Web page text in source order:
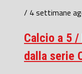
/ 4 settimane
Calcio a 5
dalla serie